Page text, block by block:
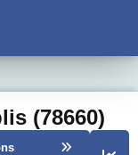
(78660)